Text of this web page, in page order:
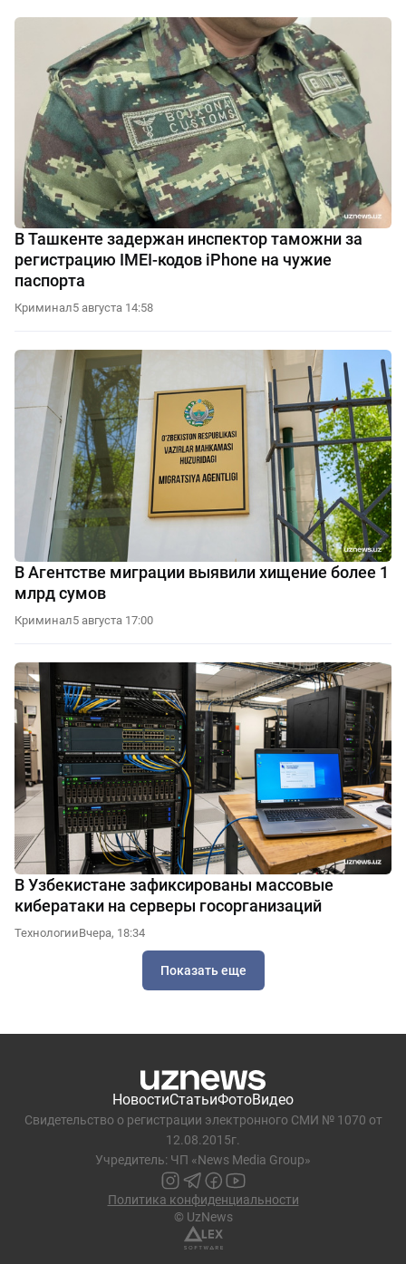
В Ташкенте задержан инспектор таможни за
регистрацию IMEI-кодов iPhone на чужие
паспорта
Криминал5 августа 14:58
В Агентстве миграции выявили хищение более 1
млрд сумов
Криминал5 августа 17:00
В Узбекистане зафиксированы массовые
кибератаки на серверы госорганизаций
ТехнологииВчера, 18:34
Показать еще
НовостиСтатьиФотоВидео
Свидетельство о регистрации электронного СМИ № 1070 от
12.08.2015г.
Учредитель: ЧП «News Media Group»
Политика конфиденциальности
© UzNews